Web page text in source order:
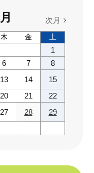
月 次月
木 金 土
1
6 7
8
13 14
15
20 21
22
27 28
29